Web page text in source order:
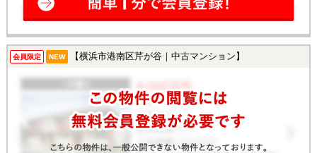
会員限定 NEW 【横浜市港南区芹が谷｜中古マンション】